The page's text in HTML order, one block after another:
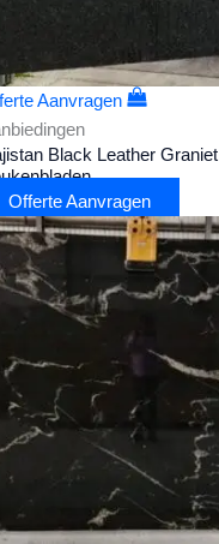
Aanvragen
Black Leather Graniet
Offerte Aanvragen